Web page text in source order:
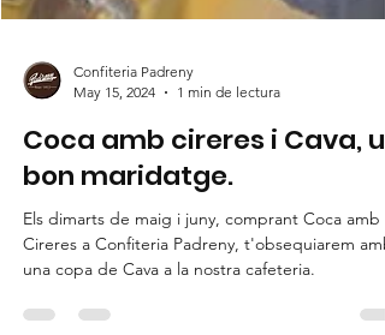
Confiteria Padreny
May 15, 2024
1 min de lectura
Coca amb cireres i Cava, un
bon maridatge.
Els dimarts de maig i juny, comprant Coca amb
una copa de Cava a la nostra cafeteria.